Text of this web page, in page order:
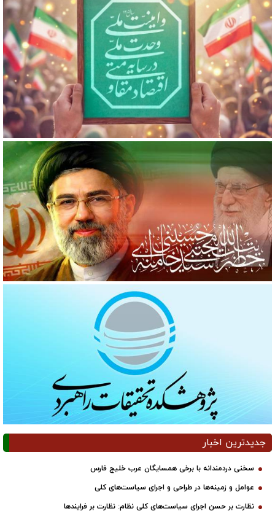
جدیدترین اخبار
سخنی دردمندانه با برخی همسایگان عرب خلیج فارس
عوامل و زمینه‌ها در طراحی و اجرای سیاست‌های کلی
نظارت بر حسن اجرای سیاست‌های کلی نظام: نظارت بر فرایندها